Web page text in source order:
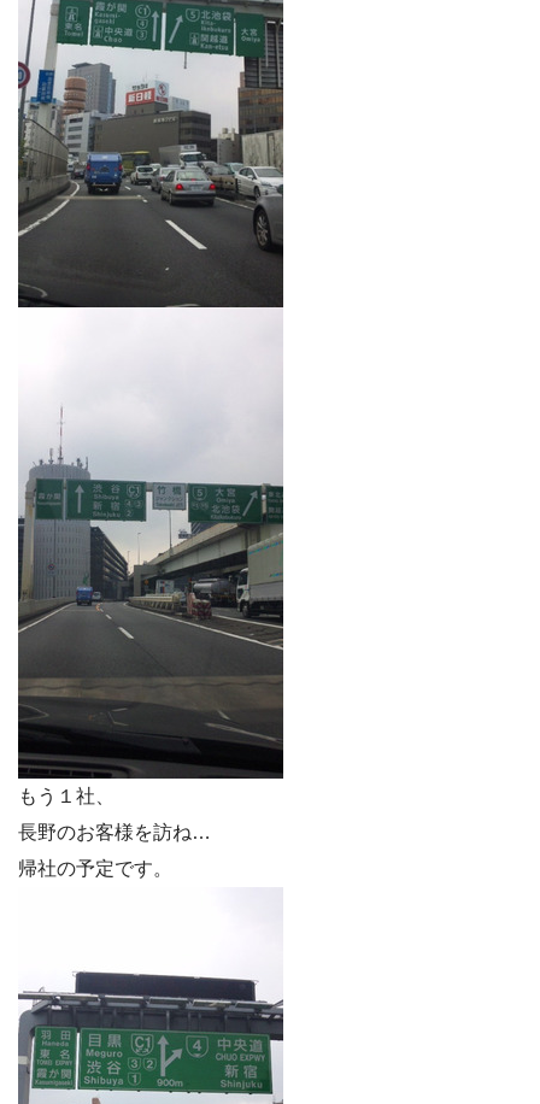
もう１社、
長野のお客様を訪ね…
帰社の予定です。